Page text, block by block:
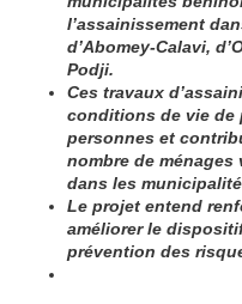
l’assainissement
d’Abomey-Calavi,
Podji.
Ces travaux
conditions de vie de
personnes et
nombre de
dans les
Le projet entend
améliorer le
prévention des